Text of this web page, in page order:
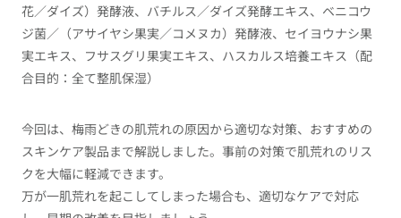
花／ダイズ）発酵液、バチルス／ダイズ発酵エキス、ベニコウ
ジ菌／（アサイヤシ果実／コメヌカ）発酵液、セイヨウナシ果
実エキス、フサスグリ果実エキス、ハスカルス培養エキス（配
合目的：全て整肌保湿）
今回は、梅雨どきの肌荒れの原因から適切な対策、おすすめの
スキンケア製品まで解説しました。事前の対策で肌荒れのリス
クを大幅に軽減できます。
万が一肌荒れを起こしてしまった場合も、適切なケアで対応